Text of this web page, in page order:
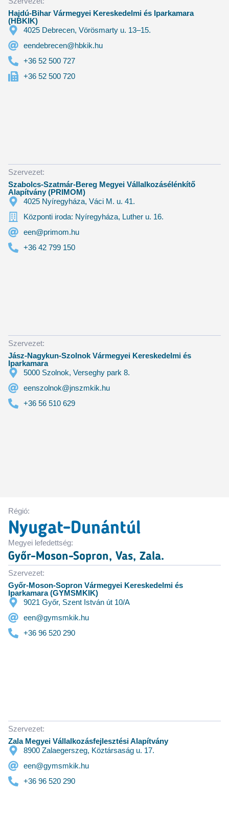
Hajdú-Bihar Vármegyei Kereskedelmi és Iparkamara
(HBKIK)
4025 Debrecen, Vörösmarty u. 13–15.
eendebrecen@hbkik.hu
+36 52 500 727
+36 52 500 720
Szervezet:
Szabolcs-Szatmár-Bereg Megyei Vállalkozásélénkítő
Alapítvány (PRIMOM)
4025 Nyíregyháza, Váci M. u. 41.
Központi iroda: Nyíregyháza, Luther u. 16.
een@primom.hu
+36 42 799 150
Szervezet:
Jász-Nagykun-Szolnok Vármegyei Kereskedelmi és
Iparkamara
5000 Szolnok, Verseghy park 8.
eenszolnok@jnszmkik.hu
+36 56 510 629
Régió:
Nyugat-Dunántúl
Megyei lefedettség:
Győr-Moson-Sopron, Vas, Zala.
Szervezet:
Győr-Moson-Sopron Vármegyei Kereskedelmi és
Iparkamara (GYMSMKIK)
9021 Győr, Szent István út 10/A
een@gymsmkik.hu
+36 96 520 290
Szervezet:
Zala Megyei Vállalkozásfejlesztési Alapítvány
8900 Zalaegerszeg, Köztársaság u. 17.
een@gymsmkik.hu
+36 96 520 290